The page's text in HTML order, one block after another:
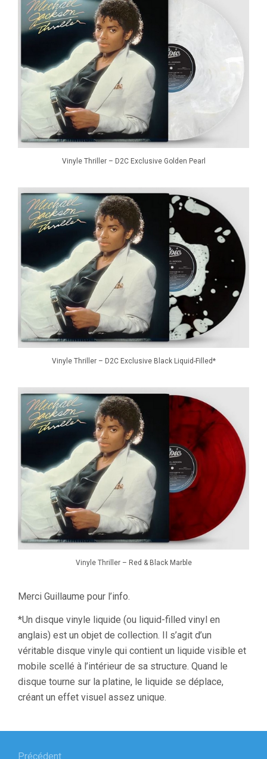
Vinyle Thriller – D2C Exclusive Golden Pearl
Vinyle Thriller – D2C Exclusive Black Liquid-Filled*
Vinyle Thriller – Red & Black Marble
Merci Guillaume pour l’info.
*Un disque vinyle liquide (ou liquid-filled vinyl en
anglais) est un objet de collection. Il s’agit d’un
véritable disque vinyle qui contient un liquide visible et
mobile scellé à l’intérieur de sa structure. Quand le
disque tourne sur la platine, le liquide se déplace,
créant un effet visuel assez unique.
Précédent